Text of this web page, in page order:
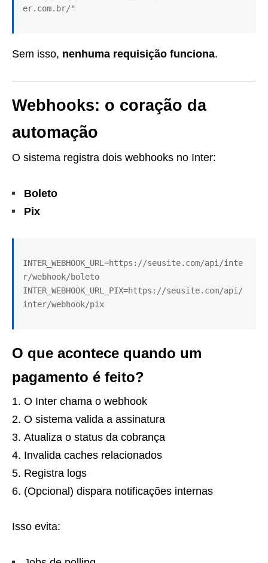
Sem isso, nenhuma requisição funciona.
Webhooks: o coração da
automação
O sistema registra dois webhooks no Inter:
Boleto
Pix
INTER_WEBHOOK_URL=https://seusite.com/api/inte
r/webhook/boleto
INTER_WEBHOOK_URL_PIX=https://seusite.com/api/
O que acontece quando um
pagamento é feito?
O Inter chama o webhook
O sistema valida a assinatura
Atualiza o status da cobrança
Invalida caches relacionados
Registra logs
(Opcional) dispara notificações internas
Isso evita: